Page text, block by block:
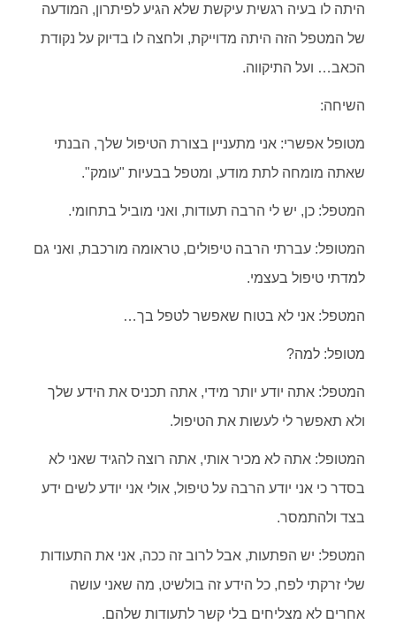
היתה לו בעיה רגשית עיקשת שלא הגיע לפיתרון, המודעה
של המטפל הזה היתה מדוייקת, ולחצה לו בדיוק על נקודת
הכאב… ועל התיקווה.
השיחה:
מטופל אפשרי: אני מתעניין בצורת הטיפול שלך, הבנתי
שאתה מומחה לתת מודע, ומטפל בבעיות "עומק".
המטפל: כן, יש לי הרבה תעודות, ואני מוביל בתחומי.
המטופל: עברתי הרבה טיפולים, טראומה מורכבת, ואני גם
למדתי טיפול בעצמי.
המטפל: אני לא בטוח שאפשר לטפל בך…
מטופל: למה?
המטפל: אתה יודע יותר מידי, אתה תכניס את הידע שלך
ולא תאפשר לי לעשות את הטיפול.
המטופל: אתה לא מכיר אותי, אתה רוצה להגיד שאני לא
בסדר כי אני יודע הרבה על טיפול, אולי אני יודע לשים ידע
בצד ולהתמסר.
המטפל: יש הפתעות, אבל לרוב זה ככה, אני את התעודות
שלי זרקתי לפח, כל הידע זה בולשיט, מה שאני עושה
אחרים לא מצליחים בלי קשר לתעודות שלהם.